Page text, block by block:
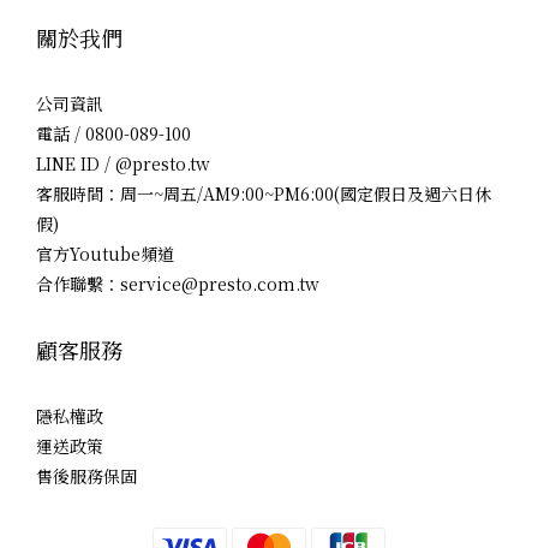
關於我們
公司資訊
電話 / 0800-089-100
LINE ID / @presto.tw
客服時間：周一~周五/AM9:00~PM6:00(國定假日及週六日休
假)
官方Youtube頻道
合作聯繫：service@presto.com.tw
顧客服務
隱私權政
運送政策
售後服務保固